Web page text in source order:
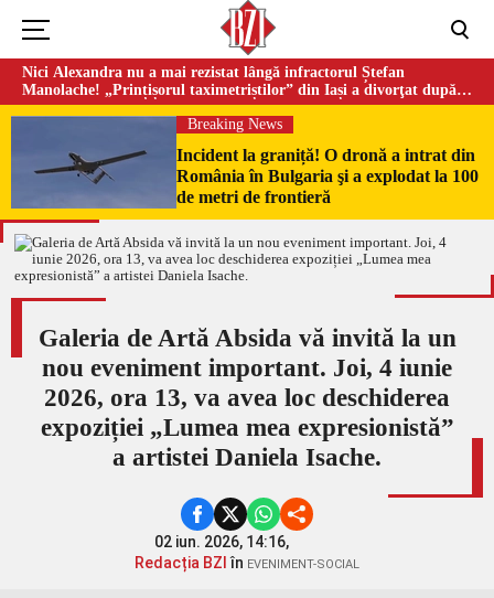
Nici Alexandra nu a mai rezistat lângă infractorul Ștefan
Manolache! „Prințișorul taximetriștilor” din Iași a divorţat după
doi ani de căsnicie
Breaking News
Incident la graniță! O dronă a intrat din
România în Bulgaria şi a explodat la 100
de metri de frontieră
Galeria de Artă Absida vă invită la un
nou eveniment important. Joi, 4 iunie
2026, ora 13, va avea loc deschiderea
expoziției „Lumea mea expresionistă”
a artistei Daniela Isache.
02 iun. 2026, 14:16,
Redacția BZI în EVENIMENT-SOCIAL